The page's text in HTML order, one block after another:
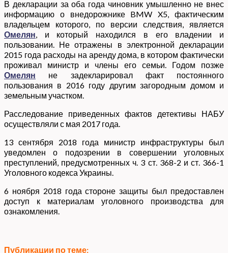
В декларации за оба года чиновник умышленно не внес
информацию о внедорожнике BMW X5, фактическим
владельцем которого, по версии следствия, является
Омелян, и который находился в его владении и
пользовании. Не отражены в электронной декларации
2015 года расходы на аренду дома, в котором фактически
проживал министр и члены его семьи. Годом позже
Омелян не задекларировал факт постоянного
пользования в 2016 году другим загородным домом и
земельным участком.
Расследование приведенных фактов детективы НАБУ
осуществляли с мая 2017 года.
13 сентября 2018 года министр инфраструктуры был
уведомлен о подозрении в совершении уголовных
преступлений, предусмотренных ч. 3 ст. 368-2 и ст. 366-1
Уголовного кодекса Украины.
6 ноября 2018 года стороне защиты был предоставлен
доступ к материалам уголовного производства для
ознакомления.
Публикации по теме: